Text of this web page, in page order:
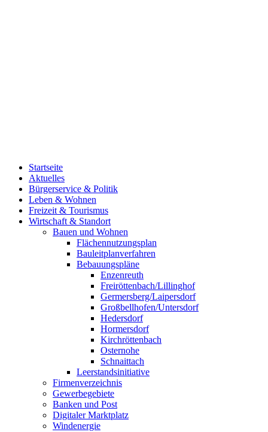
Startseite
Aktuelles
Bürgerservice & Politik
Leben & Wohnen
Freizeit & Tourismus
Wirtschaft & Standort
Bauen und Wohnen
Flächennutzungsplan
Bauleitplanverfahren
Bebauungspläne
Enzenreuth
Freiröttenbach/Lillinghof
Germersberg/Laipersdorf
Großbellhofen/Untersdorf
Hedersdorf
Hormersdorf
Kirchröttenbach
Osternohe
Schnaittach
Leerstandsinitiative
Firmenverzeichnis
Gewerbegebiete
Banken und Post
Digitaler Marktplatz
Windenergie